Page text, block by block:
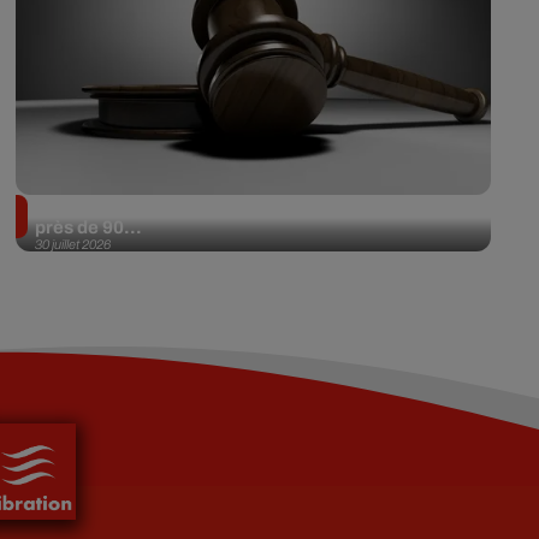
30 juillet 2026
près de 90...